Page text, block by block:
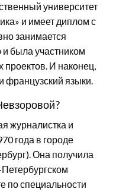
университет
и имеет диплом с
занимается
была участником
проектов. И наконец,
французский языки.
журналистка и
года в городе
Она получила
по специальности